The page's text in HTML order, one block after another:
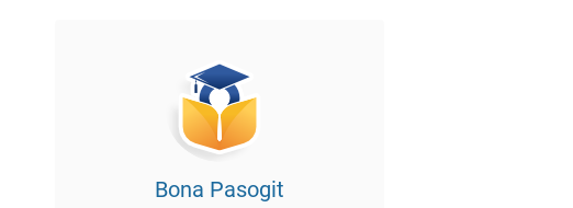
Bona Pasogit